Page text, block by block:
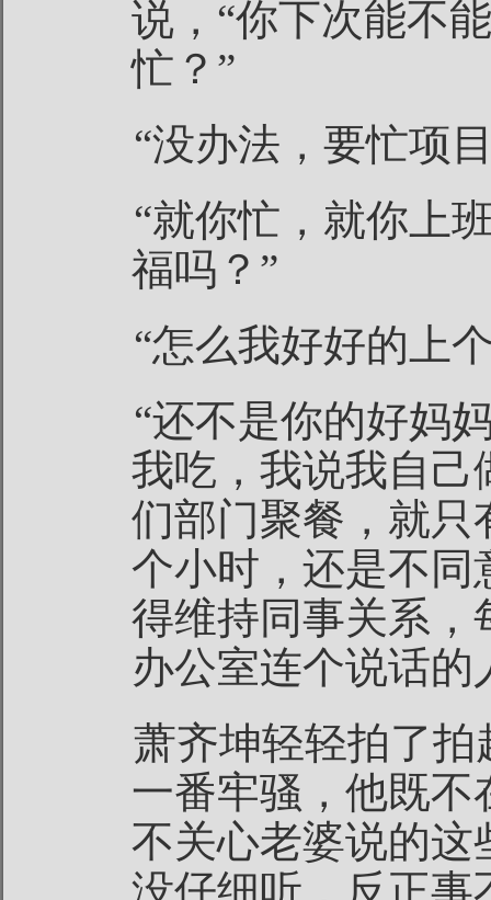
说，“你下次能不
忙？”
“没办法，要忙项
“就你忙，就你上
福吗？”
“怎么我好好的上
“还不是你的好妈
我吃，我说我自己
们部门聚餐，就只
个小时，还是不同
得维持同事关系，
办公室连个说话的
萧齐坤轻轻拍了
一番牢骚，他既不
不关心老婆说的这